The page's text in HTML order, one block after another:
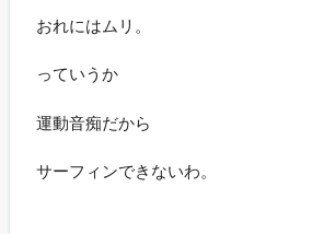
おれにはムリ。
っていうか
運動音痴だから
サーフィンできないわ。